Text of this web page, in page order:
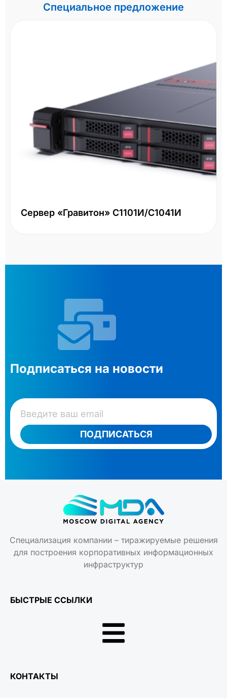
Специальное предложение
Сервер «Гравитон» С1101И/С1041И
Подписаться на новости
ПОДПИСАТЬСЯ
Специализация компании – тиражируемые решения
для построения корпоративных информационных
инфраструктур
БЫСТРЫЕ ССЫЛКИ
КОНТАКТЫ